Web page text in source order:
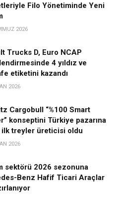
Filo Yönetiminde Yeni
2026
Trucks D, Euro NCAP
4 yıldız ve
etiketini kazandı
2026
Cargobull “%100 Smart
konseptini Türkiye pazarına
ilk treyler üreticisi oldu
2026
sektörü 2026 sezonuna
Benz Hafif Ticari Araçlar